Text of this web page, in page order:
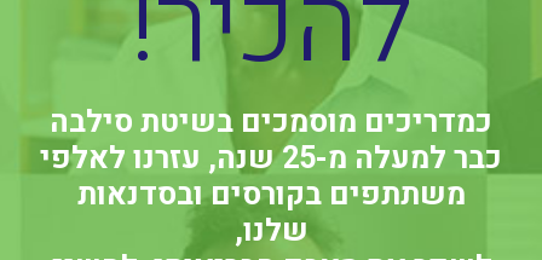
כמדריכים מוסמכים בשיטת סילבה
כבר למעלה מ-25 שנה, עזרנו לאלפי
משתתפים בקורסים ובסדנאות
שלנו,